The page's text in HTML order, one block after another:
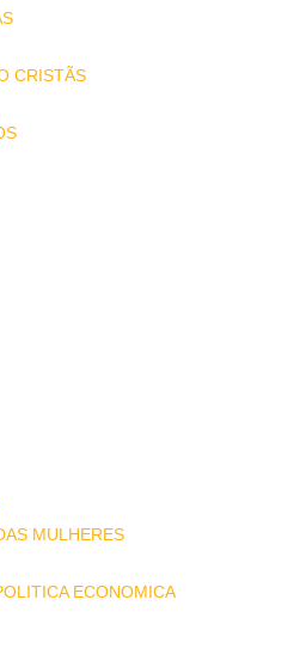
CRISTÃS
MULHERES
ECONOMICA